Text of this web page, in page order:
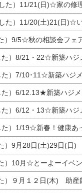
11/21(日)☆家の修理相談会開催 in 扶桑
土)21(日)☆いちのみや逸品市に出店します【
）9/5☆秋の相談会フェア☆
22☆新築ハジメテさん相談会 『集まれ！農地
新築ハジメテさん相談会 『集まれ！農地に家を建て
12.13★新築ハジメテさん 『木の家 現
13☆新築ハジメテさん相談会『今ある土地に家
新春！健康あったかまつり＆増改築
月28日(土)29日(日) 家の解体な
）10月☆とーよーイベ
９月１２日(木) 助産師